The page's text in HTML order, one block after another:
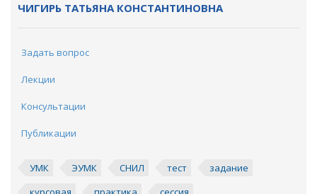
ЧИГИРЬ ТАТЬЯНА КОНСТАНТИНОВНА
Задать вопрос
Лекции
Консультации
Публикации
УМК ЭУМК СНИЛ тест
задание